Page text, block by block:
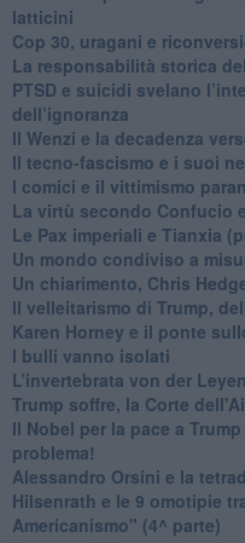
latticini
​Cop 30, uragani e
La responsabilità storica
PTSD e suicidi svelano
dell’ignoranza
Il Wenzi e la decadenza
​Il tecno-fascismo e i suoi
​I comici e il vittimismo
​La virtù secondo Confucio
Le Pax imperiali e Tianxia
Un mondo condiviso a
​Un chiarimento, Chris
Il velleitarismo di Trump,
​Karen Horney e il ponte
​I bulli vanno isolati
L’invertebrata von der
Trump soffre, la Corte
​Il Nobel per la pace a
problema!
​Alessandro Orsini e la
​Hilsenrath e le 9 omotipie
Americanismo" (4^ parte)